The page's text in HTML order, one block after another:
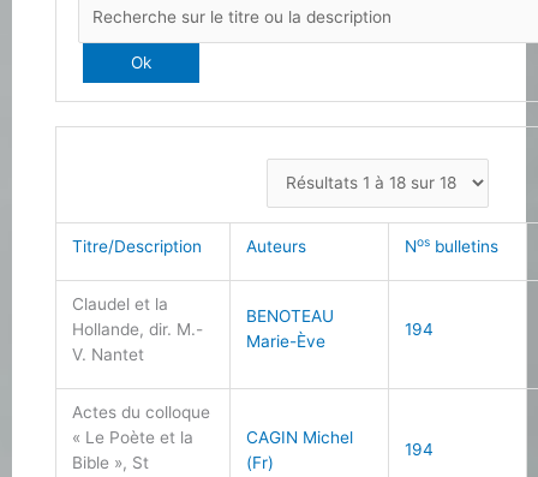
Titre/Description Auteurs Nos bulletins
Claudel et la
Hollande, dir. M.-
V. Nantet
BENOTEAU
Marie-Ève
194
Actes du colloque
« Le Poète et la
Bible », St
CAGIN Michel
(Fr)
194